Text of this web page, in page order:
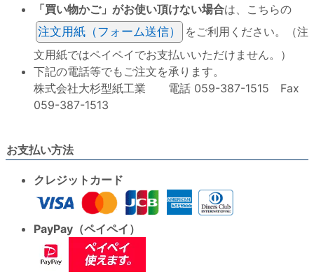
「買い物かご」がお使い頂けない場合は、こちらの
注文用紙（フォーム送信）
をご利用ください。（注
文用紙ではペイペイでお支払いいただけません。）
下記の電話等でもご注文を承ります。
株式会社大杉型紙工業 電話 059-387-1515 Fax
059-387-1513
お支払い方法
クレジットカード
PayPay（ペイペイ）